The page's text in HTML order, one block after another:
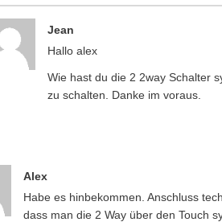
Jean
Hallo alex
Wie hast du die 2 2way Schalter
zu schalten. Danke im voraus.
Alex
Habe es hinbekommen. Anschluss
dass man die 2 Way über den Touch